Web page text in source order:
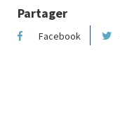
Partager
Facebook